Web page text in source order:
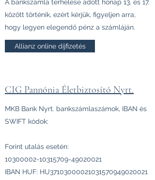
A bankszámla terhelése adott hónap 13. és 17.
között történik, ezért kérjük, figyeljen arra,
hogy legyen elegendő pénz a számláján.
Allianz online díjfizetés
CIG Pannónia Életbiztosító Nyrt.
MKB Bank Nyrt. bankszámlaszámok, IBAN és
SWIFT kódok:
Forint utalás esetén:
10300002-10315709-49020021
IBAN HUF: HU37103000021031570949020021